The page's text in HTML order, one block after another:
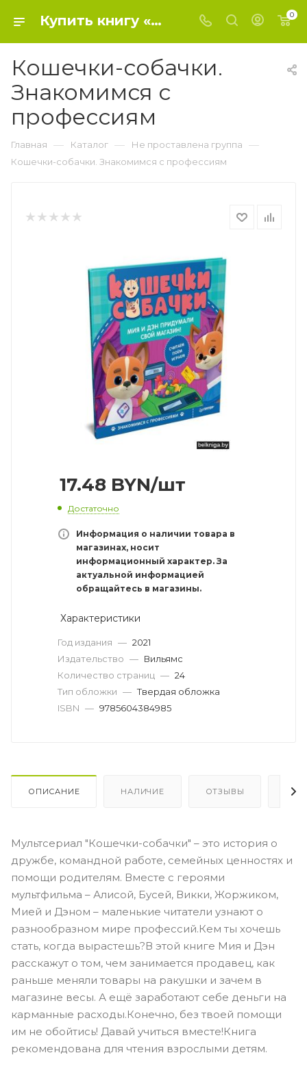
Купить книгу «Кошечки-собачки. Знакомимся с профессиям» 2021, - Не проставлена группа 0
Кошечки-собачки.
Знакомимся с
профессиям
Главная — Каталог — Не проставлена группа —
Кошечки-собачки. Знакомимся с профессиям
17.48 BYN/шт
Достаточно
Информация о наличии товара в
магазинах, носит
информационный характер. За
актуальной информацией
обращайтесь в магазины.
Характеристики
Год издания — 2021
Издательство — Вильямс
Количество страниц — 24
Тип обложки — Твердая обложка
ISBN — 9785604384985
ОПИСАНИЕ НАЛИЧИЕ ОТЗЫВЫ
Мультсериал "Кошечки-собачки" – это история о
дружбе, командной работе, семейных ценностях и
помощи родителям. Вместе с героями
мультфильма – Алисой, Бусей, Викки, Жоржиком,
Мией и Дэном – маленькие читатели узнают о
разнообразном мире профессий.Кем ты хочешь
стать, когда вырастешь?В этой книге Мия и Дэн
расскажут о том, чем занимается продавец, как
раньше меняли товары на ракушки и зачем в
магазине весы. А ещё заработают себе деньги на
карманные расходы.Конечно, без твоей помощи
им не обойтись! Давай учиться вместе!Книга
рекомендована для чтения взрослыми детям.